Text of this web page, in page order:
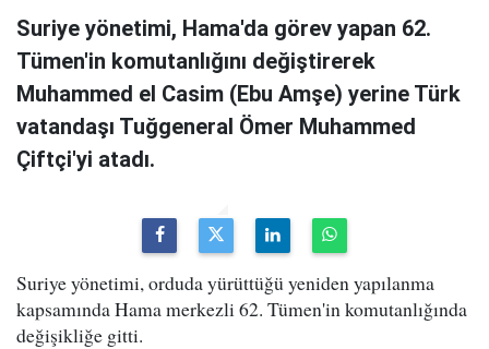
Suriye yönetimi, Hama'da görev yapan 62.
Tümen'in komutanlığını değiştirerek
Muhammed el Casim (Ebu Amşe) yerine Türk
vatandaşı Tuğgeneral Ömer Muhammed
Çiftçi'yi atadı.
Suriye yönetimi, orduda yürüttüğü yeniden yapılanma
kapsamında Hama merkezli 62. Tümen'in komutanlığında
değişikliğe gitti.